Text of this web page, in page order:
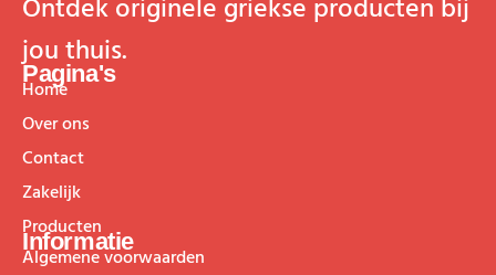
Ontdek originele griekse producten bij
jou thuis.
Pagina's
Home
Over ons
Contact
Zakelijk
Producten
Informatie
Algemene voorwaarden